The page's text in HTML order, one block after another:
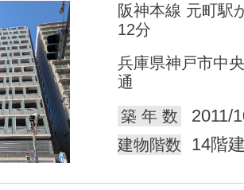
阪神本線 元町駅
12分
兵庫県神戸市中
通
築 年 数
2011/
建物階数 14階